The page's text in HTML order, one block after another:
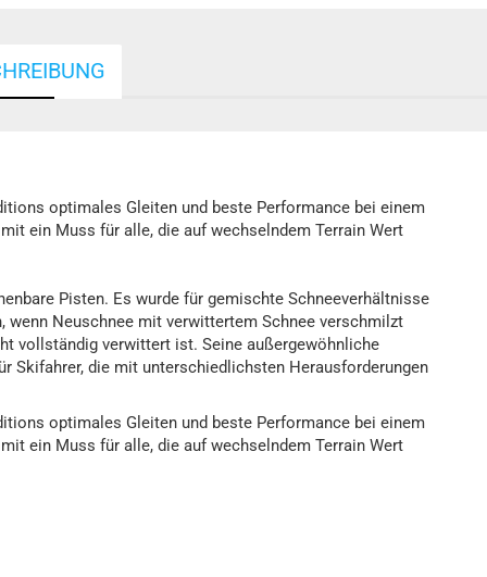
optimales Gleiten und beste Performance bei einem
ein Muss für alle, die auf wechselndem Terrain Wert
Pisten. Es wurde für gemischte Schneeverhältnisse
Neuschnee mit verwittertem Schnee verschmilzt
vollständig verwittert ist. Seine außergewöhnliche
Skifahrer, die mit unterschiedlichsten Herausforderungen
optimales Gleiten und beste Performance bei einem
ein Muss für alle, die auf wechselndem Terrain Wert